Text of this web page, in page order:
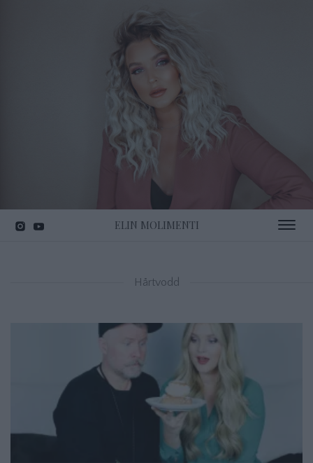
ELIN MOLIMENTI Toggle
Hårtvodd